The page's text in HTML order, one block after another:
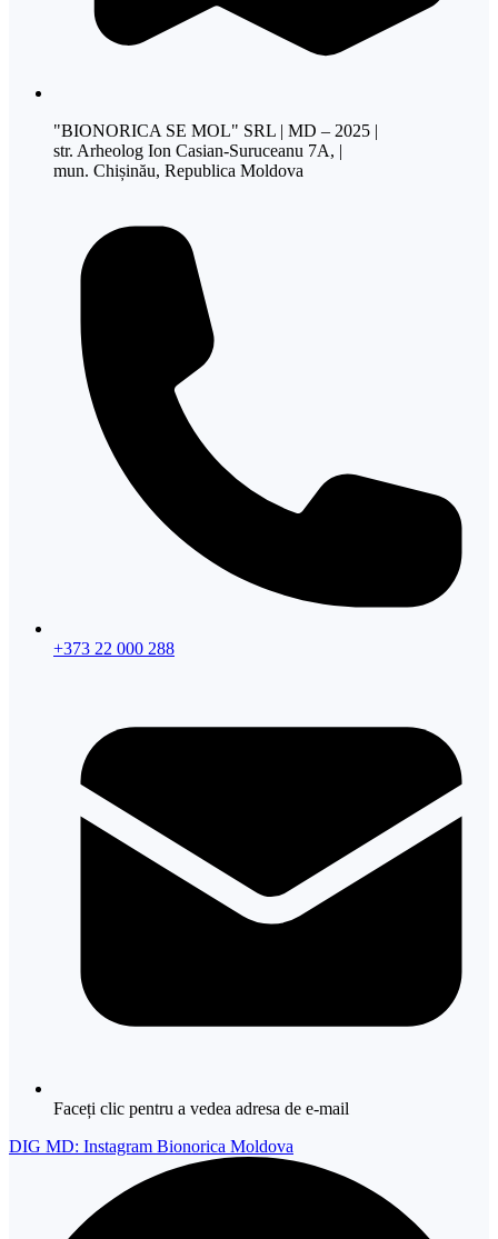
"BIONORICA SE MOL" SRL | MD – 2025 |
str. Arheolog Ion Casian-Suruceanu 7A, |
mun. Chișinău, Republica Moldova
+373 22 000 288
Faceți clic pentru a vedea adresa de e-mail
DIG MD: Instagram Bionorica Moldova